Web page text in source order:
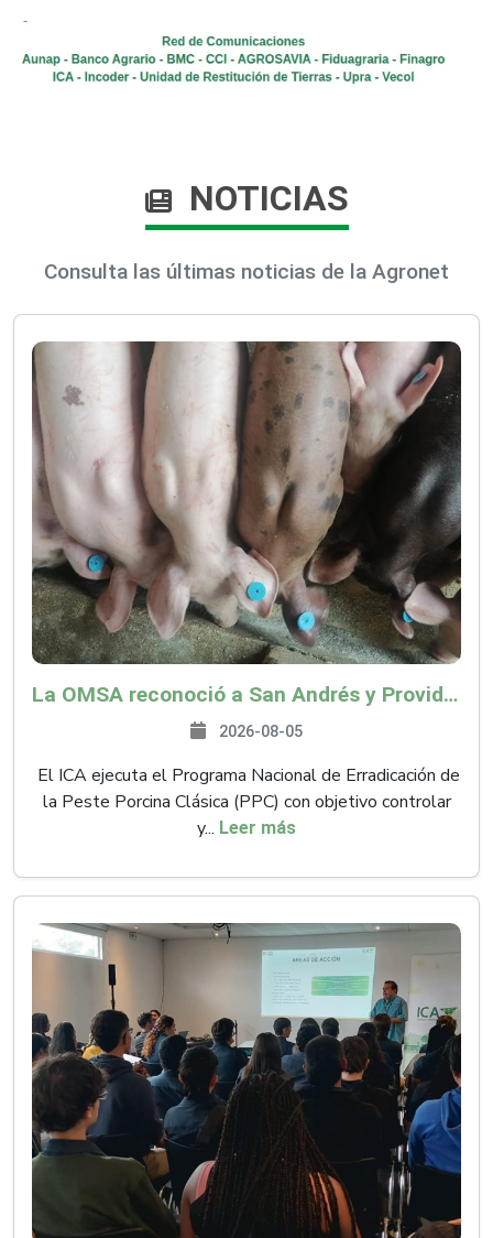
NOTICIAS
Consulta las últimas noticias de la Agronet
La OMSA reconoció a San Andrés y Providencia como zona libre de Peste Porcina Clásica (PPC)
2026-08-05
El ICA ejecuta el Programa Nacional de Erradicación de
la Peste Porcina Clásica (PPC) con objetivo controlar
y... Leer más